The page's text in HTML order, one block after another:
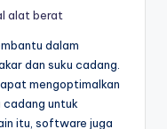
alat berat
dalam
dan suku cadang.
mengoptimalkan
cadang untuk
itu, software juga